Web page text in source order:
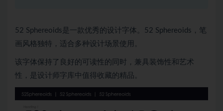
52 Sphereoids是一款优秀的设计字体。52 Sphereoids，笔
画风格独特，适合多种设计场景使用。
该字体保持了良好的可读性的同时，兼具装饰性和艺术
性，是设计师字库中值得收藏的精品。